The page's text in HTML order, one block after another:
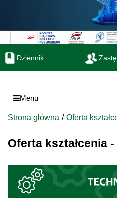
Dziennik
Menu
Strona główna Oferta
Oferta kształcenia